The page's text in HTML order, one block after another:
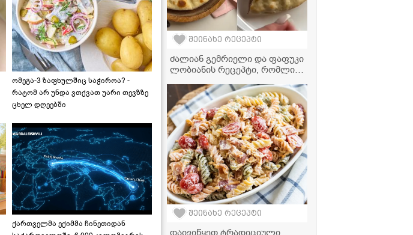
ომეგა-3 ზაფხულშიც საჭიროა? -
რატომ არ უნდა ვთქვათ უარი თევზზე
ცხელ დღეებში
ქართველმა ექიმმა ჩინეთიდან
შეინახე რეცეპტი
ძალიან გემრიელი და ფაფუკი
ლობიანის რეცეპტი, რომლის
შეძლებს!
შეინახე რეცეპტი
დაივიწყეთ ტრადიციული